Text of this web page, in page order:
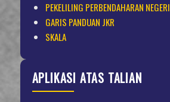
PEKELILING PERBENDAHARAN
GARIS PANDUAN JKR
SKALA
APLIKASI ATAS TALIAN